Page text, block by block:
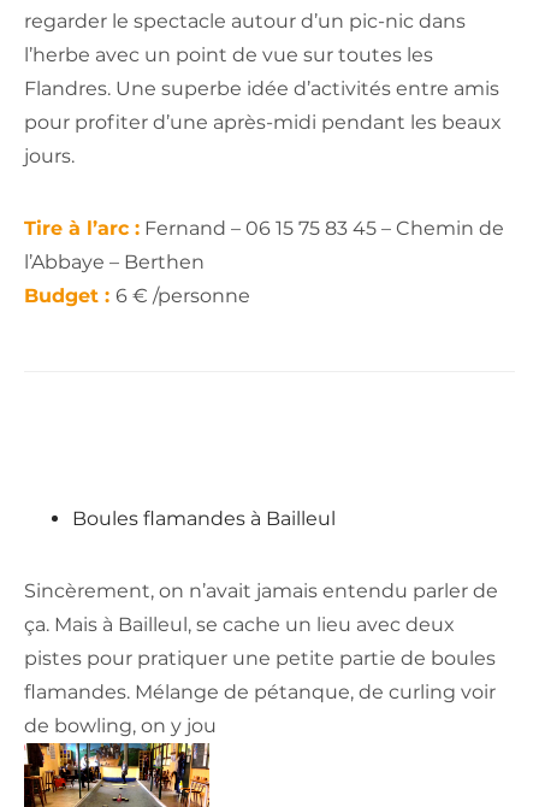
regarder le spectacle autour d’un pic-nic dans
l’herbe avec un point de vue sur toutes les
Flandres. Une superbe idée d’activités entre amis
pour profiter d’une après-midi pendant les beaux
jours.
Tire à l’arc : Fernand – 06 15 75 83 45 – Chemin de
l’Abbaye – Berthen
Budget : 6 € /personne
Boules flamandes à Bailleul
Sincèrement, on n’avait jamais entendu parler de
ça. Mais à Bailleul, se cache un lieu avec deux
pistes pour pratiquer une petite partie de boules
flamandes. Mélange de pétanque, de curling voir
de bowling, on y jou